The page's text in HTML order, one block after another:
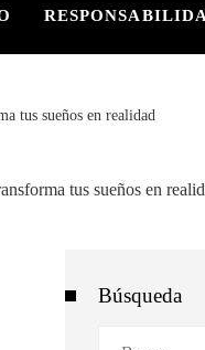
tus sueños en realidad
Búsqueda